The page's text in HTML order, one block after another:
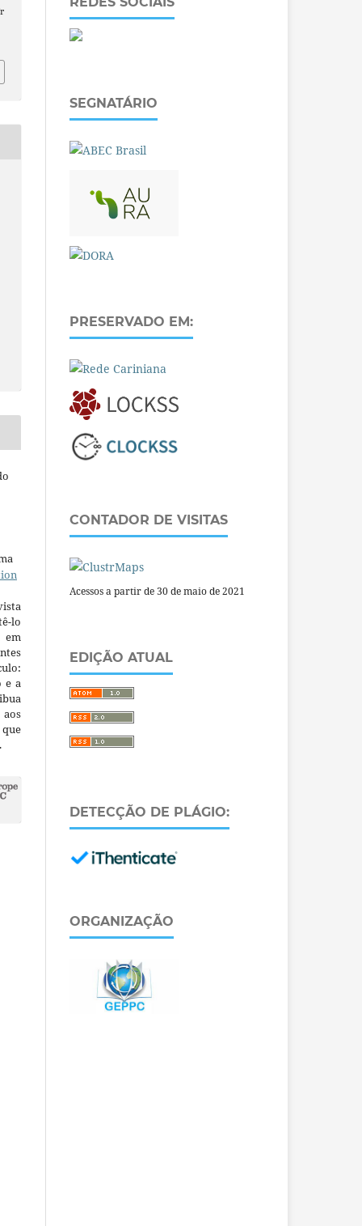
lo
em
e a
SEGNATÁRIO
PRESERVADO EM:
CONTADOR DE VISITAS
Acessos a partir de 30 de maio de 2021
EDIÇÃO ATUAL
DETECÇÃO DE PLÁGIO:
ORGANIZAÇÃO